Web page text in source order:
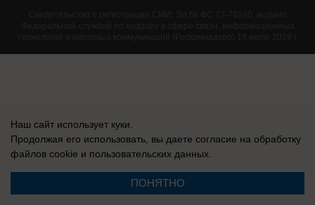
Свидетельство о регистрации СМИ: Эл № ФС 77-76240, выдано
Федеральной службой по надзору в сфере связи, информационных
технологий и массовых коммуникаций (Роскомнадзор) 19 июля 2019 г.
Наш сайт использует куки.
Продолжая его использовать, вы даете согласие на обработку
файлов cookie и пользовательских данных.
ПОНЯТНО